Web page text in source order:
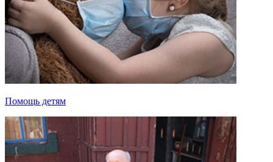
Помощь детям